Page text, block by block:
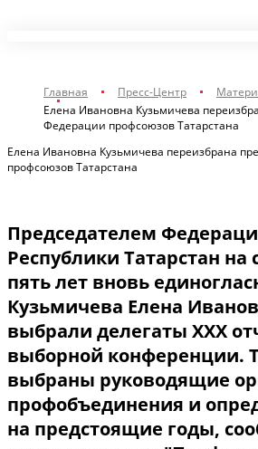
Главная Пресс-Центр
Елена Ивановна Кузьмичева
Федерации профсоюзов Татарстана
Елена Ивановна Кузьмичева переизбрана
профсоюзов Татарстана
Председателем
Республики Татарстан
пять лет вновь
Кузьмичева Елена
выбрали делегаты XXX
выборной конференции.
выбраны руководящие
профобъединения и
на предстоящие годы,